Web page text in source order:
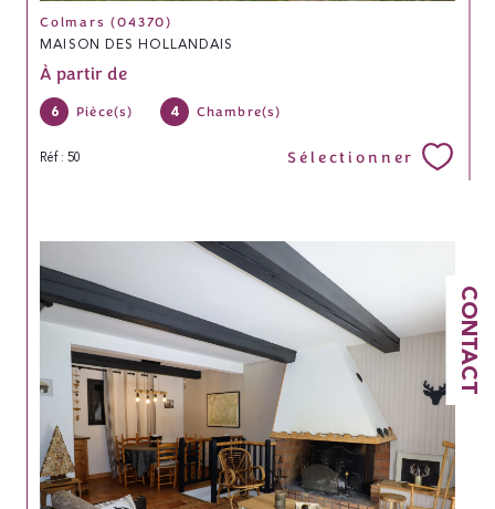
CONTACT
Colmars (04370)
MAISON DES HOLLANDAIS
À partir de
6 Pièce(s) 4 Chambre(s)
Réf : 50 Sélectionner